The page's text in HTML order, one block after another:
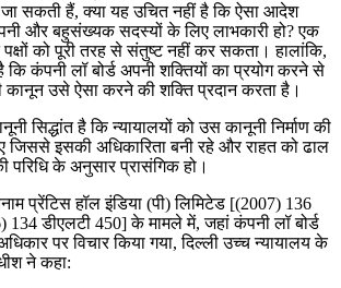
जा सकती हैं, क्या यह उचित नहीं है कि ऐसा आदेश
और बहुसंख्यक सदस्यों के लिए लाभकारी हो? एक
पक्षों को पूरी तरह से संतुष्ट नहीं कर सकता। हालांकि,
कंपनी लॉ बोर्ड अपनी शक्तियों का प्रयोग करने से
कानून उसे ऐसा करने की शक्ति प्रदान करता है।
सिद्धांत है कि न्यायालयों को उस कानूनी निर्माण की
जिससे इसकी अधिकारिता बनी रहे और राहत को ढाल
परिधि के अनुसार प्रासंगिक हो।
प्रेंटिस हॉल इंडिया (पी) लिमिटेड [(2007) 136
डीएलटी 450] के मामले में, जहां कंपनी लॉ बोर्ड
पर विचार किया गया, दिल्ली उच्च न्यायालय के
ने कहा: